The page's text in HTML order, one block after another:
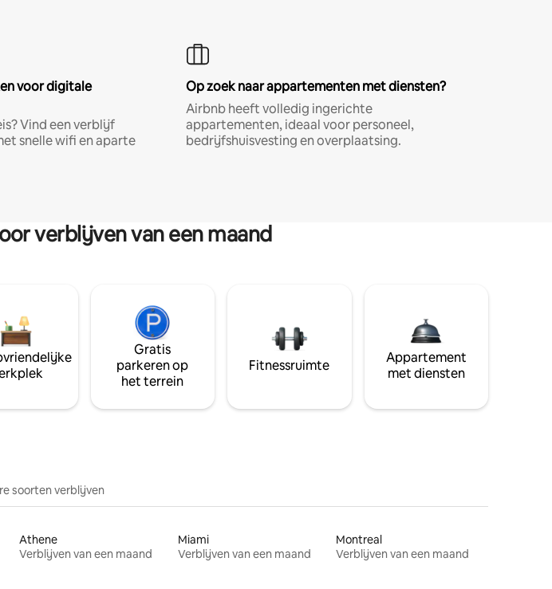
voor digitale
Vind een verblijf
snelle wifi en aparte
Op zoek naar appartementen met diensten?
Airbnb heeft volledig ingerichte
appartementen, ideaal voor personeel,
bedrijfshuisvesting en overplaatsing.
verblijven van een maand
Gratis
parkeren op
het terrein
Fitnessruimte
Appartement
met diensten
soorten verblijven
Athene
Verblijven van een maand
Miami
Verblijven van een maand
Montreal
Verblijven van een maand